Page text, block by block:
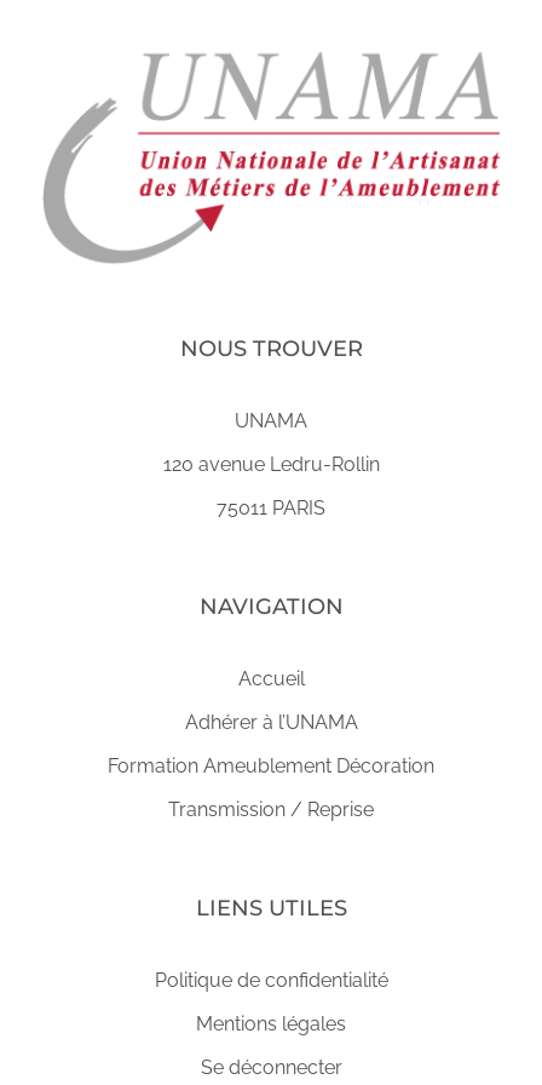
NOUS TROUVER
UNAMA
120 avenue Ledru-Rollin
75011 PARIS
NAVIGATION
Accueil
Adhérer à l’UNAMA
Formation Ameublement Décoration
Transmission / Reprise
LIENS UTILES
Politique de confidentialité
Mentions légales
Se déconnecter